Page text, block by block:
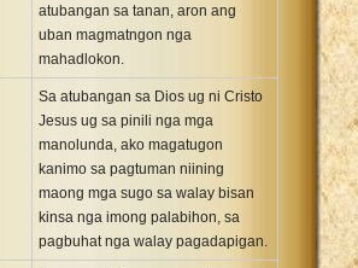
atubangan sa tanan, aron ang
uban magmatngon nga
mahadlokon.
Sa atubangan sa Dios ug ni Cristo
Jesus ug sa pinili nga mga
manolunda, ako magatugon
kanimo sa pagtuman niining
maong mga sugo sa walay bisan
kinsa nga imong palabihon, sa
pagbuhat nga walay pagadapigan.